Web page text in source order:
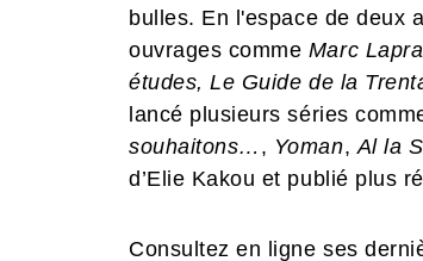
bulles. En l'espace de deux
ouvrages comme Marc
études, Le Guide de la
lancé plusieurs séries
souhaitons… , Yoman,Al la
d’Elie Kakou et publié plus
Consultez en ligne ses